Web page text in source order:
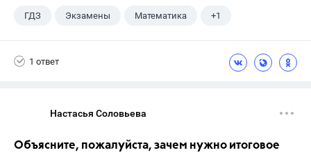
ГДЗ Экзамены Математика +1
1 ответ
Настасья Соловьева
Объясните, пожалуйста, зачем нужно итоговое